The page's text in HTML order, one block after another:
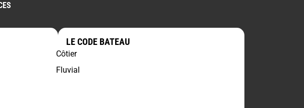
LE CODE BATEAU
Côtier
Fluvial